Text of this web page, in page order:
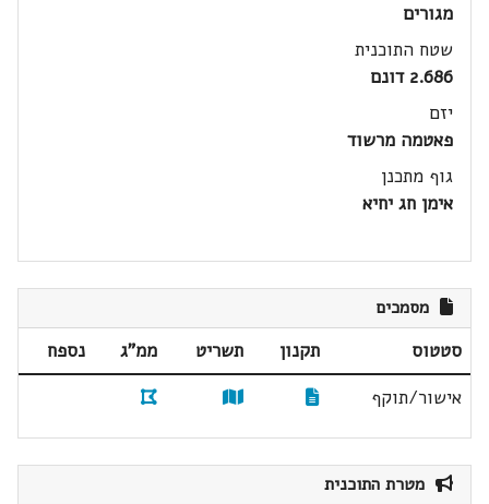
מגורים
שטח התוכנית
2.686 דונם
יזם
פאטמה מרשוד
גוף מתכנן
אימן חג יחיא
מסמכים
סטטוס תקנון תשריט ממ"ג
נספח
אישור/תוקף
מטרת התוכנית